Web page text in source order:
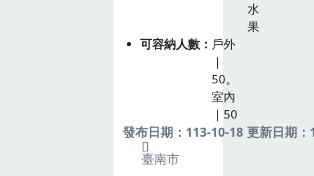
水
果
可容納人數
戶外
｜
50。
室內
｜50
發布日期：113-10-18 更新日期
臺南市